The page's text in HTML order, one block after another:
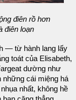
điên rồ hơn
điên loạn
— từ hành lang lấy
toát của Elisabeth,
dường như
những cái miệng há
nhất, không hề